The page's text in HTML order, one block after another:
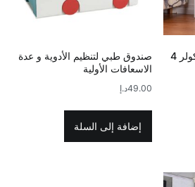
حامل تخزين عبوات مياه الكولر 4
صندوق طبي لتنظيم الأدوية و عدة
الاسعافات الأولية
49.00د.إ
إضافة إلى السلة